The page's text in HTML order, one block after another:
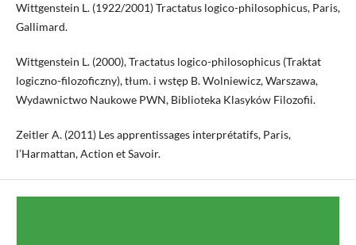
Wittgenstein L. (1922/2001) Tractatus logico-philosophicus, Paris,
Gallimard.
Wittgenstein L. (2000), Tractatus logico-philosophicus (Traktat
logiczno-filozoficzny), tłum. i wstęp B. Wolniewicz, Warszawa,
Wydawnictwo Naukowe PWN, Biblioteka Klasyków Filozofii.
Zeitler A. (2011) Les apprentissages interprétatifs, Paris,
l’Harmattan, Action et Savoir.